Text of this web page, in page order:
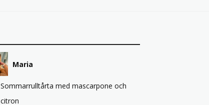
Maria
Sommarrulltårta med mascarpone och
citron